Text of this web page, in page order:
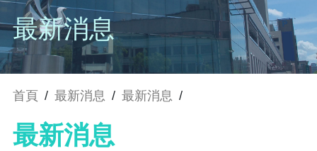
最新消息
首頁 / 最新消息 / 最新消息 /
最新消息